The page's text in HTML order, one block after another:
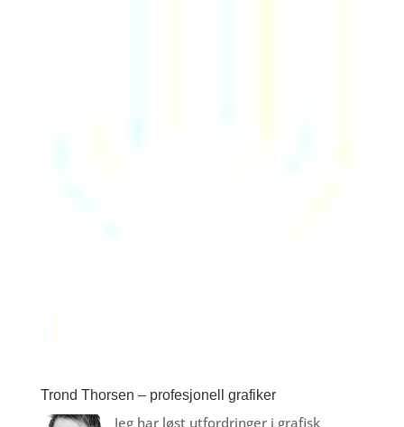
Trond Thorsen – profesjonell grafiker
Jeg har løst utfordringer i grafisk